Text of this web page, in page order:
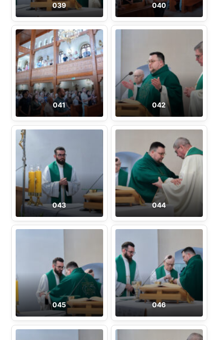
039 040
041 042
043 044
045 046